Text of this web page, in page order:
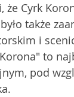
Cyrk
także
i
to
pod